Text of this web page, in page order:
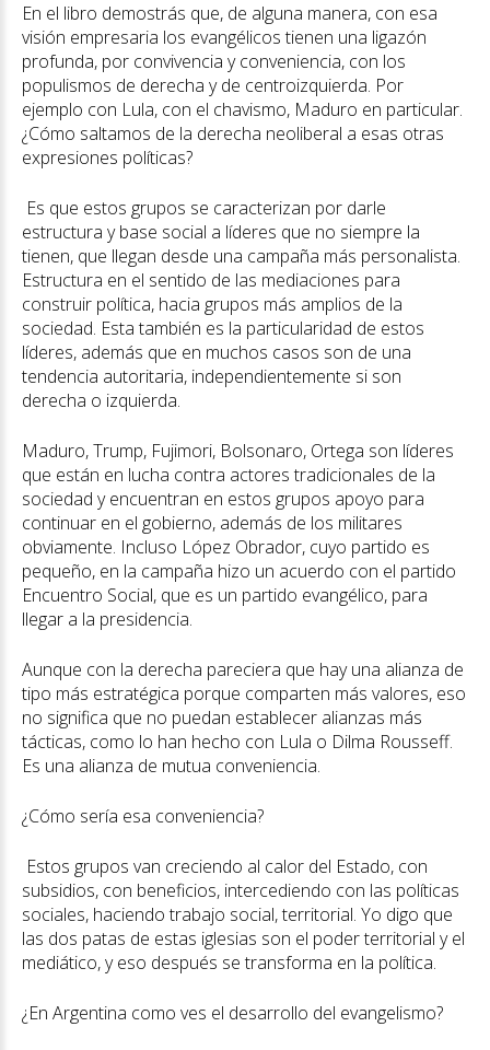
En el libro demostrás que, de alguna manera, con esa
visión empresaria los evangélicos tienen una ligazón
profunda, por convivencia y conveniencia, con los
populismos de derecha y de centroizquierda. Por
ejemplo con Lula, con el chavismo, Maduro en particular.
¿Cómo saltamos de la derecha neoliberal a esas otras
expresiones políticas?
Es que estos grupos se caracterizan por darle
estructura y base social a líderes que no siempre la
tienen, que llegan desde una campaña más personalista.
Estructura en el sentido de las mediaciones para
construir política, hacia grupos más amplios de la
sociedad. Esta también es la particularidad de estos
líderes, además que en muchos casos son de una
tendencia autoritaria, independientemente si son
derecha o izquierda.
Maduro, Trump, Fujimori, Bolsonaro, Ortega son líderes
que están en lucha contra actores tradicionales de la
sociedad y encuentran en estos grupos apoyo para
continuar en el gobierno, además de los militares
obviamente. Incluso López Obrador, cuyo partido es
pequeño, en la campaña hizo un acuerdo con el partido
Encuentro Social, que es un partido evangélico, para
llegar a la presidencia.
Aunque con la derecha pareciera que hay una alianza de
tipo más estratégica porque comparten más valores, eso
no significa que no puedan establecer alianzas más
tácticas, como lo han hecho con Lula o Dilma Rousseff.
Es una alianza de mutua conveniencia.
¿Cómo sería esa conveniencia?
Estos grupos van creciendo al calor del Estado, con
subsidios, con beneficios, intercediendo con las políticas
sociales, haciendo trabajo social, territorial. Yo digo que
las dos patas de estas iglesias son el poder territorial y el
mediático, y eso después se transforma en la política.
¿En Argentina como ves el desarrollo del evangelismo?